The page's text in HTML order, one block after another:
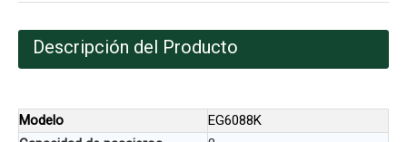
Descripción del Producto
Modelo
EG6088K